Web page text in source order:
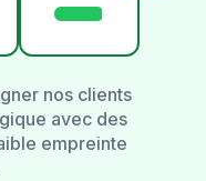
nos clients
avec des
empreinte